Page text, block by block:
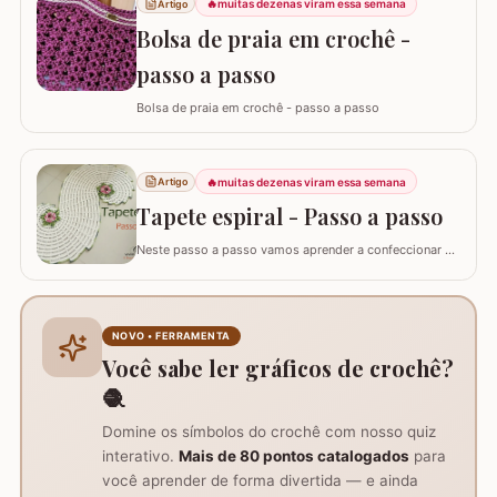
Artigo 🔥muitas dezenas viram essa semana
Bolsa de praia em crochê -
passo a passo
Bolsa de praia em crochê - passo a passo
Artigo 🔥muitas dezenas viram essa semana
Tapete espiral - Passo a passo
Neste passo a passo vamos aprender a confeccionar o
multicolor para contorno, flores e folhas. Se for utilizar
como trilho de mesa aconselho um fio…
NOVO • FERRAMENTA
Você sabe ler gráficos de crochê?
🧶
Domine os símbolos do crochê com nosso quiz
interativo. Mais de 80 pontos catalogados para
você aprender de forma divertida — e ainda